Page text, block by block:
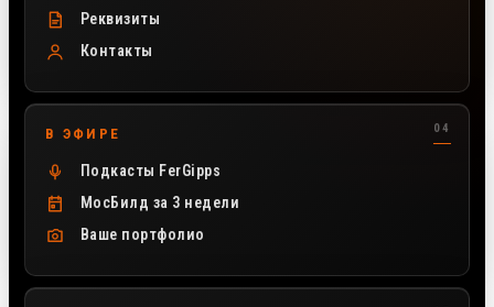
Реквизиты
Контакты
В ЭФИРЕ
Подкасты FerGipps
МосБилд за 3 недели
Ваше портфолио